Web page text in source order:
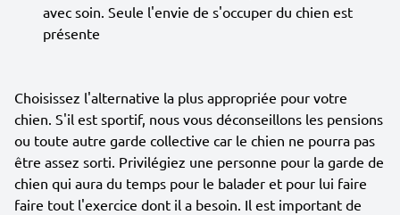
avec soin. Seule l'envie de s'occuper du chien est
présente
Choisissez l'alternative la plus appropriée pour votre
chien. S'il est sportif, nous vous déconseillons les pensions
ou toute autre garde collective car le chien ne pourra pas
être assez sorti. Privilégiez une personne pour la garde de
chien qui aura du temps pour le balader et pour lui faire
faire tout l'exercice dont il a besoin. Il est important de